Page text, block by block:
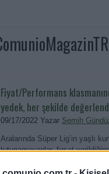
Fiyat/Performans
yedek, her şekilde
09/17/2022 Yazar Semih
Aralarında Süper Lig’in yaşlı
tutunamayanlar, fırsat